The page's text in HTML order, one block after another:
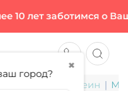
заботимся о Вашем
Протеин
✖
город?